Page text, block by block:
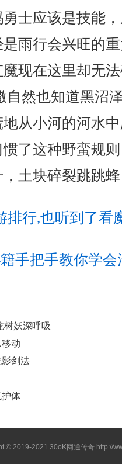
士应该是技能
雨行会兴旺的
现在这里却无
自然也知道黑沼
从小河的河水
了这种野蛮规
土块碎裂跳跳
排行,也听到了看
手把手教你学
树妖深呼吸
动
剑法
体
© 2019-202130oK网通传奇 http://